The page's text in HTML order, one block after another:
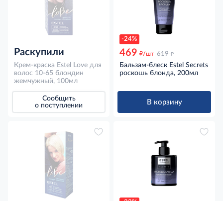
Раскупили
Крем-краска Estel Love для
волос 10-65 блондин
жемчужный, 100мл
Сообщить
о поступлении
-24%
469 д/шт 619 д
Бальзам-блеск Estel Secrets
роскошь блонда, 200мл
В корзину